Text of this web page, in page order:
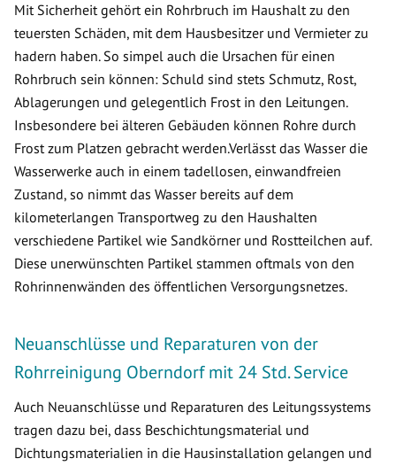
Mit Sicherheit gehört ein Rohrbruch im Haushalt zu den
teuersten Schäden, mit dem Hausbesitzer und Vermieter zu
hadern haben. So simpel auch die Ursachen für einen
Rohrbruch sein können: Schuld sind stets Schmutz, Rost,
Ablagerungen und gelegentlich Frost in den Leitungen.
Insbesondere bei älteren Gebäuden können Rohre durch
Frost zum Platzen gebracht werden.Verlässt das Wasser die
Wasserwerke auch in einem tadellosen, einwandfreien
Zustand, so nimmt das Wasser bereits auf dem
kilometerlangen Transportweg zu den Haushalten
verschiedene Partikel wie Sandkörner und Rostteilchen auf.
Diese unerwünschten Partikel stammen oftmals von den
Rohrinnenwänden des öffentlichen Versorgungsnetzes.
Neuanschlüsse und Reparaturen von der
Rohrreinigung Oberndorf mit 24 Std. Service
Auch Neuanschlüsse und Reparaturen des Leitungssystems
tragen dazu bei, dass Beschichtungsmaterial und
Dichtungsmaterialien in die Hausinstallation gelangen und